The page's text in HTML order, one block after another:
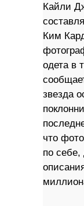
Кайли
Ким
одета в
звезда
что
по